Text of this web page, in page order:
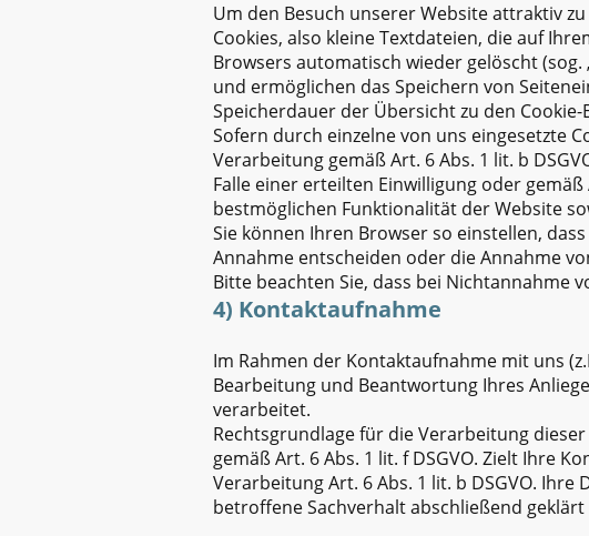
Um den Besuch unserer Website attraktiv
Cookies, also kleine Textdateien, die auf
Browsers automatisch wieder gelöscht (sog.
und ermöglichen das Speichern von
Speicherdauer der Übersicht zu den
Sofern durch einzelne von uns eingesetzte
Verarbeitung gemäß Art. 6 Abs. 1 lit. b
Falle einer erteilten Einwilligung oder
bestmöglichen Funktionalität der Website
Sie können Ihren Browser so einstellen,
Annahme entscheiden oder die Annahme
Bitte beachten Sie, dass bei Nichtannahme
4) Kontaktaufnahme
Im Rahmen der Kontaktaufnahme mit uns
Bearbeitung und Beantwortung Ihres
verarbeitet.
Rechtsgrundlage für die Verarbeitung
gemäß Art. 6 Abs. 1 lit. f DSGVO. Zielt Ihre
Verarbeitung Art. 6 Abs. 1 lit. b DSGVO.
betroffene Sachverhalt abschließend